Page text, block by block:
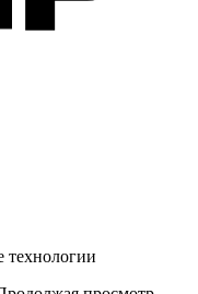
технологии